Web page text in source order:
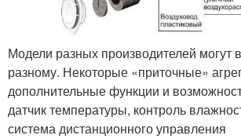
Модели разных производителей могут
разному. Некоторые «приточные»
дополнительные функции и
датчик температуры, контроль
система дистанционного управления